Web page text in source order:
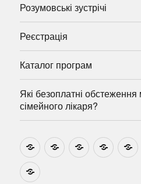
Розумовські зустрічі
Реєстрація
Каталог програм
Які безоплатні
сімейного лікаря?
НовиниНавчально-
методичні
Ми
на
Звіти
Які
безоплатні